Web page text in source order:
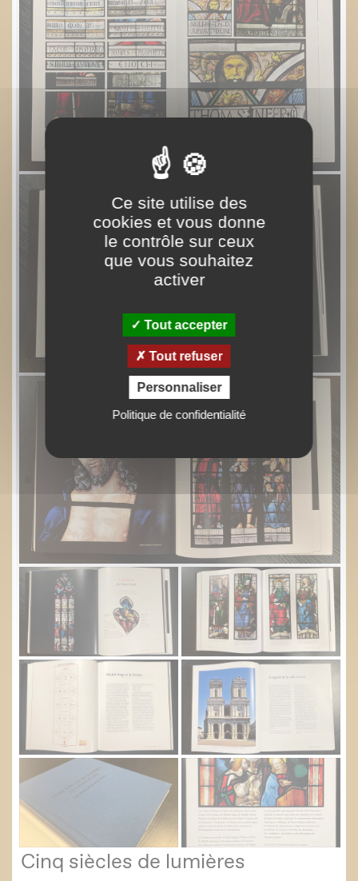
Ce site utilise des
cookies et vous donne
le contrôle sur ceux
que vous souhaitez
activer
Tout accepter
Tout refuser
Personnaliser
Politique de confidentialité